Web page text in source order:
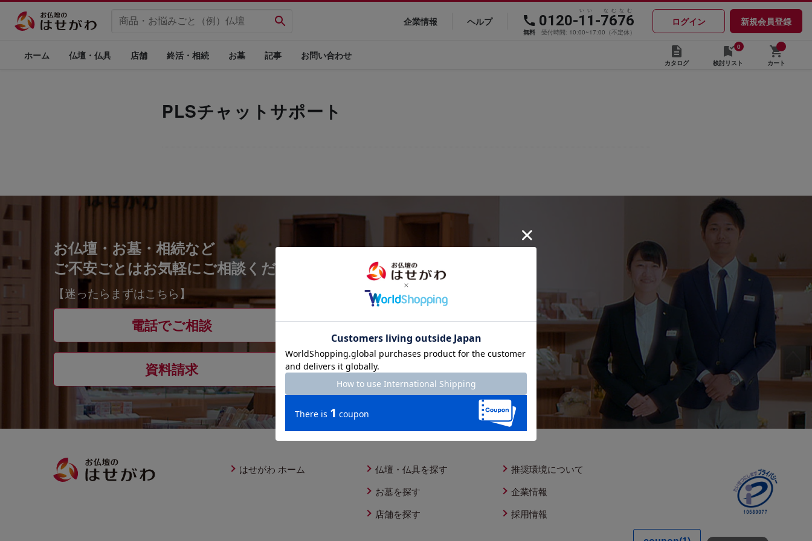
企業情報 ヘルプ
無料
いい なむなむ
0120-11-7676
受付時間: 10:00~17:00（不定休）
ログイン 新規会員登録
ホーム 仏壇・仏具 店舗 終活・相続 お墓 記事 お問い合わせ
カタログ
0
検討リスト
カート
PLSチャットサポート
お仏壇・お墓・相続など
ご不安ごとはお気軽にご相談ください。
【迷ったらまずはこちら】
電話でご相談 メールでご相談
資料請求 オンライン相談
はせがわ ホーム
仏壇・仏具を探す
お墓を探す
店舗を探す
推奨環境について
企業情報
採用情報